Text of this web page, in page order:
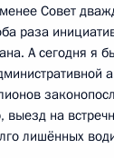
Совет
раза
А сегодня я
на
лишённых